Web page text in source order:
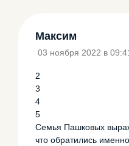
Максим
03 ноября 2022 в
2
3
4
5
Семья Пашковых
что обратились